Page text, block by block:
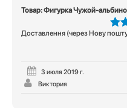
Товар: Фигурка Чужой-
5из
Доставлення (через Нову
3 июля 2019 г.
Виктория